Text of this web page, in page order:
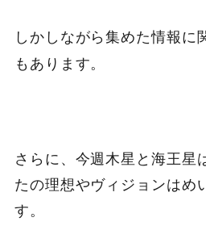
しかしながら集めた情報に
もあります。
さらに、今週木星と海王星
たの理想やヴィジョンはめ
す。